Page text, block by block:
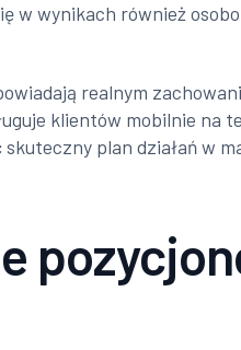
w wynikach również
realnym
klientów mobilnie na
plan działań w